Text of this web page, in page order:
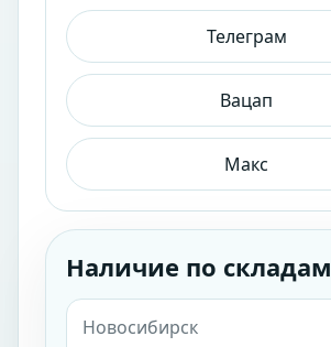
Телеграм
Вацап
Макс
Наличие по складам
Новосибирск